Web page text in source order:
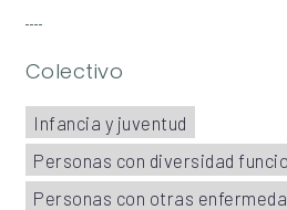
Colectivo
Infancia y juventud
Personas con diversidad
Personas con otras